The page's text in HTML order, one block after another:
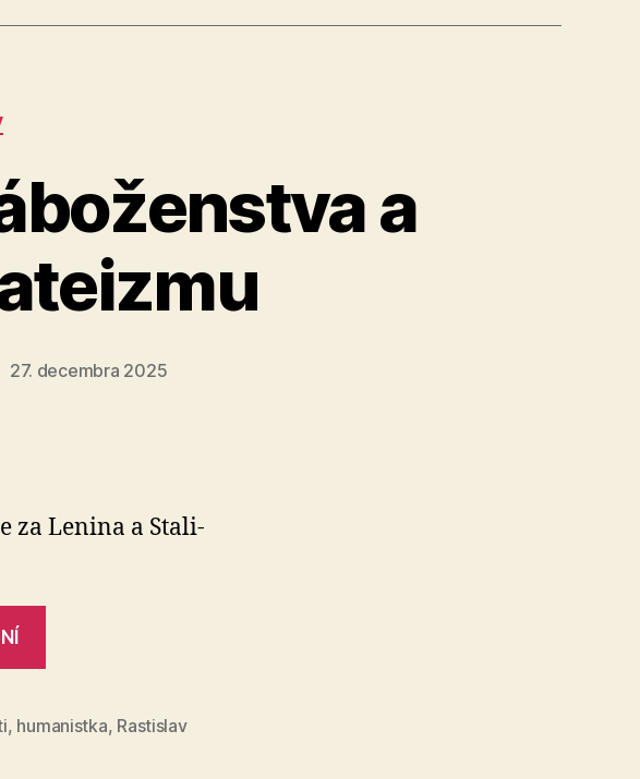
a
27. decembra 2025
za Lenina a Sta­li­
cirkvi
, humanistka, Rastislav